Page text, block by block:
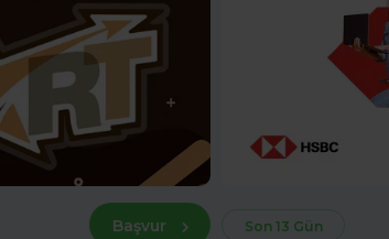
Başvur Son 13 Gün